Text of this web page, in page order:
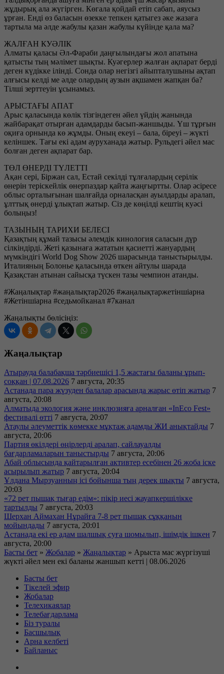
жұдырық ала жүгірген. Көгала қойдай етіп сабап, аяусыз
ұрған. Енді өз баласын өзекке тепкен қатыгез әке жазаға
тартыла ма әлде жабулы қазан жабулы күйінде қала ма?
ЖАЛҒАН КУӘЛІК
Алматы қаласы Әл-Фараби даңғылындағы жол апатына
қатысты тың мәлімет шықты. Куәгерлер жалған ақпарат берді
деген күдікке ілінді. Сонда олар негізгі айыпталушыны ақтап
алғысы келді ме әлде олардың аузын ақшамен жапқан ба?
Тілші зерттеуін ұсынамыз.
АРЫСТАҒЫ АПАТ
Арыс қаласында көлік тізгіндеген әйел үйдің жанында
жайбарақат отырған адамдарды басып-жаншыды. Үш тұрғын
оқиға орнында кө жұмды. Оның екеуі – бала, біреуі – жүкті
келіншек. Тағы екі адам ауруханада жатыр. Рульдегі әйел мас
болған деген ақпарат бар.
ТӨЛ ӨНЕРДІ ТҮЛЕТТІ
Ақан сері, Біржан сал, Естай секілді тұлғалардың серілік
өнерін теріскейлік өнерпаздар қайта жаңғыртты. Олар әсіресе
облыс орталығынан шалғайда орналасқан ауылдарды аралап,
ұлттық өнерді ұлықтап жатыр. Сіз де көңілді кештің куәсі
болыңыз!
ТАЗЫНЫҢ ТАРИХИ БЕЛЕСІ
Қазақтың құмай тазысы әлемдік кинология саласын дүр
сілкіндірді. Жеті қазынаға жататын қасиетті жануардың
мүмкіндігі World Dog Show 2026 шарасында таныстырылды.
Италияның Болонье қаласында өткен айтулы шарада
Қазақстан атынан сайысқа түскен тазы чемпион атанды.
#Жаңалықтар #жаңалықтар2026 #жаңалықтаржетіншіарна
#Жетіншіарна #седьмойканал #7канал
Жаңалықты бөлісіңіз:
Жаңалықтар
Атырауда балабақша тәрбиешісі 1,5 жастағы баланы ұрып-
соққан | 07.08.2026 7 августа, 20:35
Астанада пара жүзуден балалар арасында жарыс өтіп жатыр 7
августа, 20:08
Алматыда экология және инклюзияға арналған «InEco Fest»
фестивалі өтті 7 августа, 20:07
Атаулы әлеуметтік көмекке мұқтаж адамды ЖИ анықтайды 7
августа, 20:06
Партия өкілдері өңірлерді аралап, сайлауалды
бағдарламаларын таныстырды 7 августа, 20:06
Абай облысында қайтарылған активтер есебінен 26 жоба іске
асырылып жатыр 7 августа, 20:04
Ұлдана Мырзуанның ісі бойынша тың дерек шықты 7 августа,
20:03
«72 рет пышақ тығар едім»: пікір иесі жауапкершілікке
тартылды 7 августа, 20:03
Шерхан Аймахан Нұрайға 7-8 рет пышақ сұққанын
мойындады 7 августа, 20:01
Астанада екі ер адам шалшық суға шомылып, ішімдік ішкен 7
августа, 20:00
Басты бет » Жобалар » Жаңалықтар » Арыста мас жүргізуші
жүкті әйел мен екі баланы жаншып кетті | 08.06.2026
Басты бет
Тікелей эфир
Жобалар
Телехикаялар
Телебағдарлама
Біз туралы
Басшылық
Арна келбеті
Байланыс